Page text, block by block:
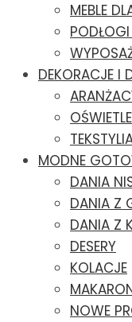
MEBLE
DEKORACJE I
MODNE
DANIA
DANIA Z
DANIA Z
DESERY
KOLACJE
NOWE